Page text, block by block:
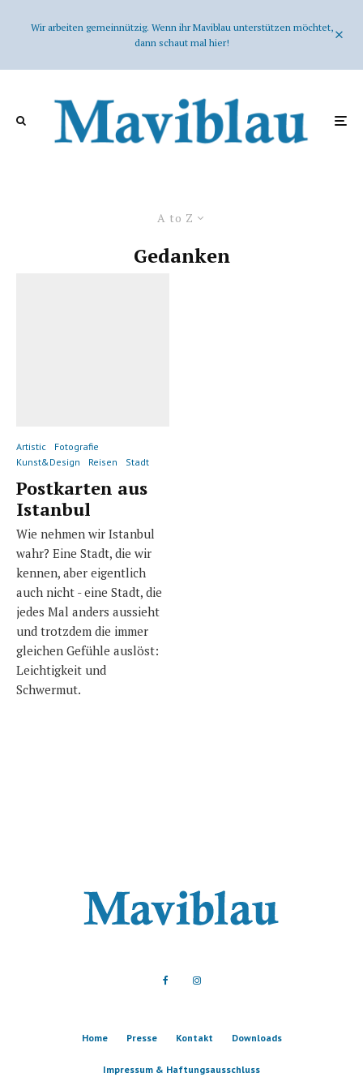
Wir arbeiten gemeinnützig. Wenn ihr Maviblau unterstützen möchtet,
dann schaut mal hier!
A to Z
Gedanken
Artistic
Fotografie
Kunst&Design
Reisen Stadt
Postkarten aus
Istanbul
Wie nehmen wir Istanbul
wahr? Eine Stadt, die wir
kennen, aber eigentlich
auch nicht - eine Stadt, die
jedes Mal anders aussieht
und trotzdem die immer
gleichen Gefühle auslöst:
Leichtigkeit und
Schwermut.
Home Presse Kontakt Downloads
Impressum & Haftungsausschluss